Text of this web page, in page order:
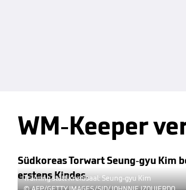
WM-Keeper
Südkoreas Torwart Seung-gyu Kim
erstens Kindes.
Training statt Kreißsaal: Seung-gyu Kim